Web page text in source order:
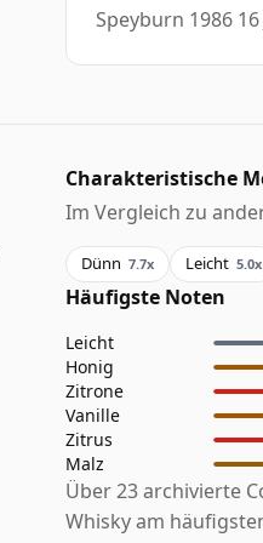
Speyburn 1986
Charakteristische
Im Vergleich zu
Dünn 7.7x Leicht 5.0x
Häufigste Noten
Leicht
Honig
Zitrone
Vanille
Zitrus
Malz
Über 23 archivierte
Whisky am